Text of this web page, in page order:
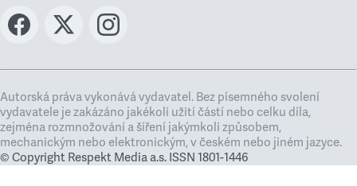
Autorská práva vykonává vydavatel. Bez písemného svolení
vydavatele je zakázáno jakékoli užití částí nebo celku díla,
zejména rozmnožování a šíření jakýmkoli způsobem,
mechanickým nebo elektronickým, v českém nebo jiném jazyce.
© Copyright Respekt Media a.s. ISSN 1801-1446